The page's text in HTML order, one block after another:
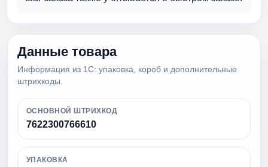
Данные товара
Информация из 1С: упаковка, короб и дополнительные
штрихкоды.
ОСНОВНОЙ ШТРИХКОД
7622300766610
УПАКОВКА